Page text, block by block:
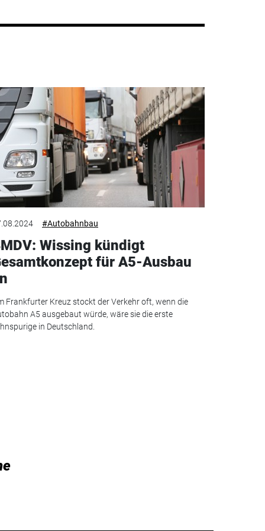
#Autobahnbau
Wissing kündigt
für A5-Ausbau
Frankfurter Kreuz stockt der Verkehr oft, wenn die
A5 ausgebaut würde, wäre sie die erste
in Deutschland.